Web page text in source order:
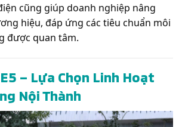
cũng giúp doanh nghiệp nâng
hiệu, đáp ứng các tiêu chuẩn môi
được quan tâm.
– Lựa Chọn Linh Hoạt
Nội Thành